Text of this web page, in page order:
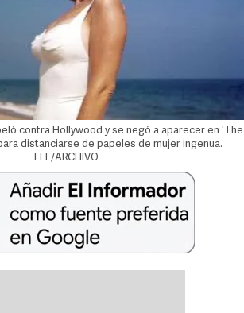
contra Hollywood y se negó a aparecer en 'The
distanciarse de papeles de mujer ingenua.
EFE/ARCHIVO